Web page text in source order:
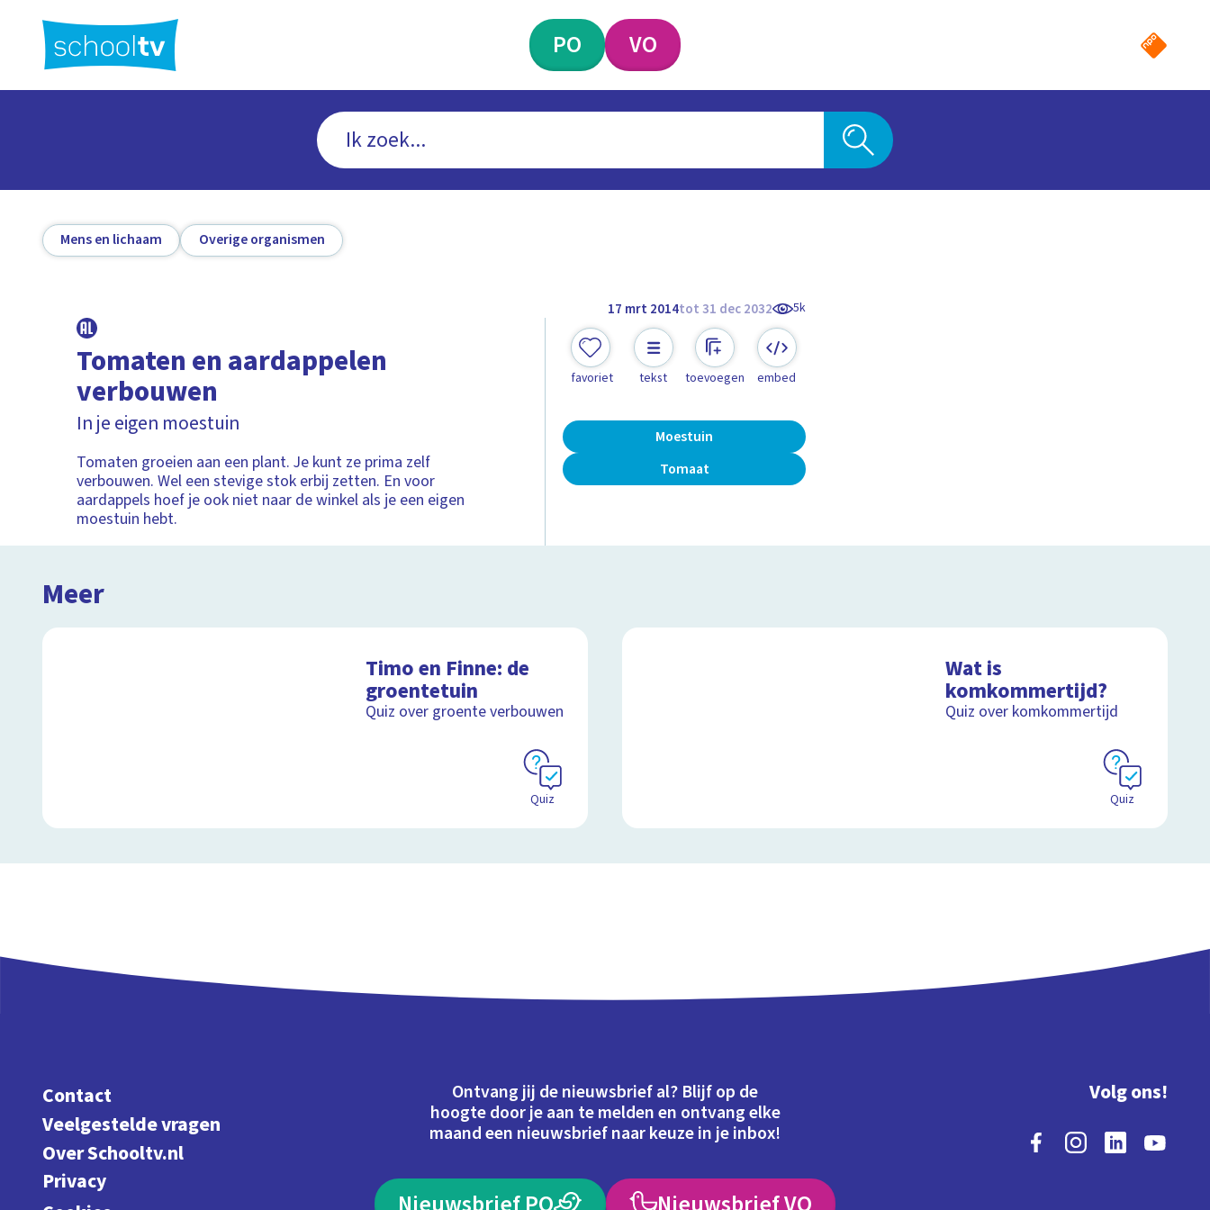
hoofdinhoud
PO VO
Mens en lichaam Overige organismen
17 mrt 2014tot 31 dec 2032 5k
Tomaten en aardappelen
verbouwen
In je eigen moestuin
Tomaten groeien aan een plant. Je kunt ze prima zelf
verbouwen. Wel een stevige stok erbij zetten. En voor
aardappels hoef je ook niet naar de winkel als je een eigen
moestuin hebt.
favoriet tekst toevoegen embed
Moestuin
Tomaat
Meer
Timo en Finne: de
groentetuin
Quiz over groente verbouwen
Quiz
Wat is
komkommertijd?
Quiz over komkommertijd
Quiz
Contact
Veelgestelde vragen
Over Schooltv.nl
Privacy
Ontvang jij de nieuwsbrief al? Blijf op de
hoogte door je aan te melden en ontvang elke
maand een nieuwsbrief naar keuze in je inbox!
Volg ons!